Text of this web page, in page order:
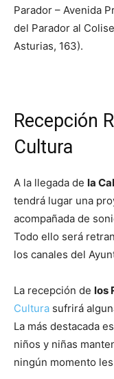
Parador – Avenida
del Parador al
Asturias, 163).
Recepción
Cultura
A la llegada de la
tendrá lugar una
acompañada de
Todo ello será
los canales del
La recepción de los
Cultura sufrirá
La más destacada
niños y niñas
ningún momento